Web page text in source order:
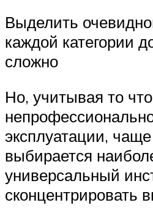
Выделить
каждой категории
сложно
Но, учитывая то
эксплуатации, чаще
выбирается
универсальный
сконцентрировать